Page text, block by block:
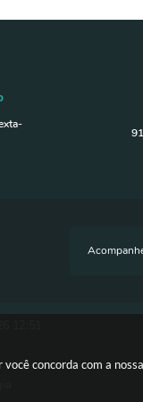
concorda com a nossa